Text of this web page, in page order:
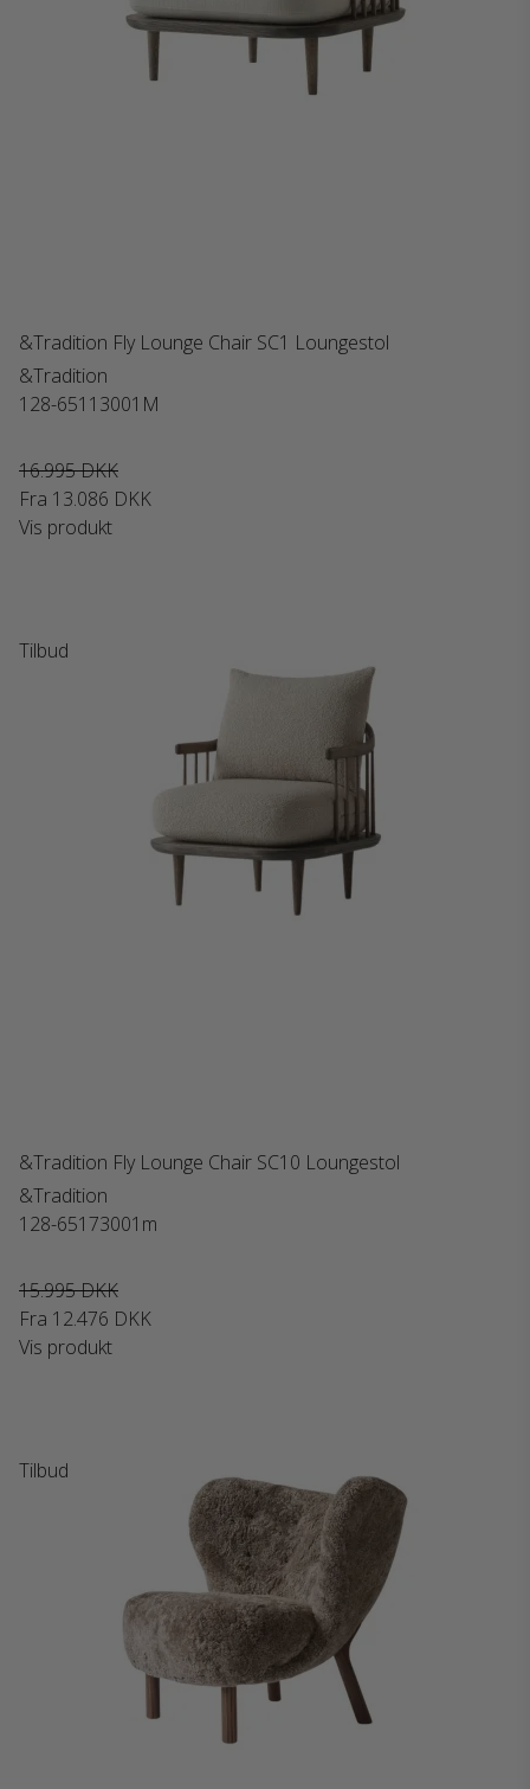
&Tradition Fly Lounge Chair SC1 Loungestol
&Tradition
128-65113001M
16.995 DKK
Fra 13.086 DKK
Vis produkt
Tilbud
&Tradition Fly Lounge Chair SC10 Loungestol
&Tradition
128-65173001m
15.995 DKK
Fra 12.476 DKK
Vis produkt
Tilbud